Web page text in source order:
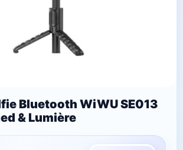
Bluetooth WiWU SE013
& Lumière